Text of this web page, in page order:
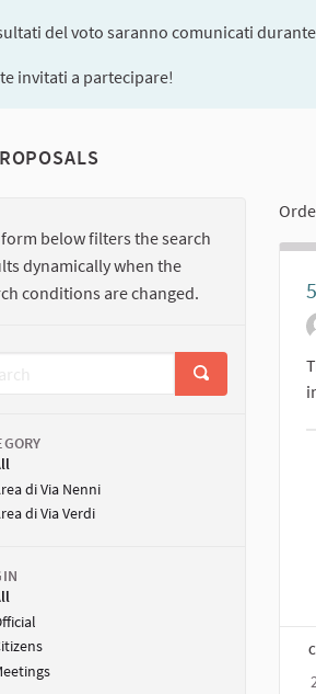
del voto saranno comunicati
invitati a partecipare!
below filters the search
dynamically when the
conditions are changed.
di Via Nenni
di Via Verdi